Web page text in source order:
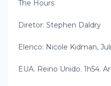
The Hours
Diretor: Stephen Daldry
Elenco: Nicole Kidman,
EUA. Reino Unido. 1h54.